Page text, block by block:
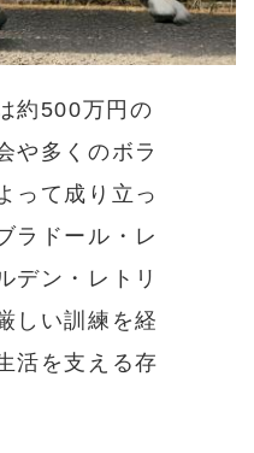
約500万円の
や多くのボラ
って成り立っ
ラドール・レ
デン・レトリ
しい訓練を経
活を支える存